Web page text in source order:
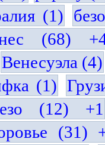
(1)
(68)
Венесуэла (4)
(1)
(12) +1
(31)